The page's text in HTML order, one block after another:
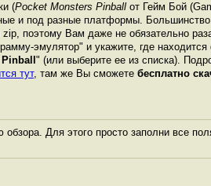
(Pocket Monsters Pinball от Гейм Бой
и под разные платформы.
zip, поэтому Вам даже не обязательно
эмулятор" и укажите, где
" (или выберите ее из списка).
тут, там же Вы сможете бесплатно
Для этого просто заполни все